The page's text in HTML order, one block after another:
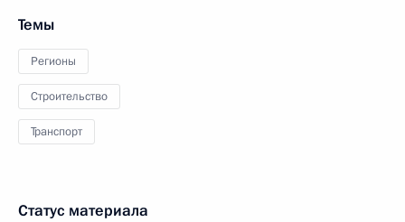
Темы
Регионы
Строительство
Транспорт
Статус материала